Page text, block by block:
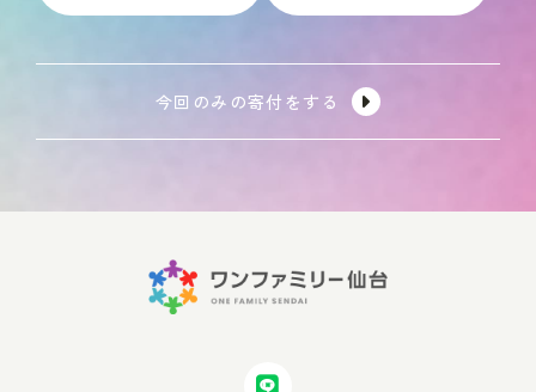
今回のみの寄付をする